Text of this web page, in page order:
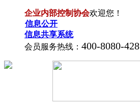
企业内部控制协会欢迎您！
信息公开
信息共享系统
会员服务热线： 400-8080-428